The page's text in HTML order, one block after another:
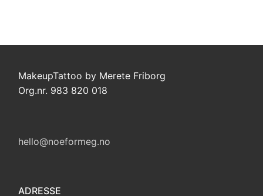
MakeupTattoo by Merete Friborg
Org.nr. 983 820 018
hello@noeformeg.no
ADRESSE